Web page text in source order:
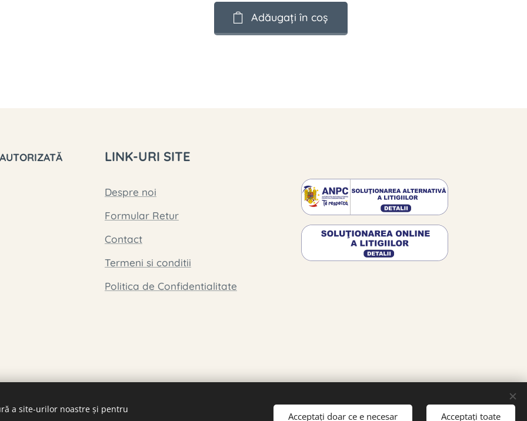
Adăugați în coș
LINK-URI SITE
Despre noi
Formular Retur
Contact
Termeni si conditii
Politica de Confidentialitate
a site-urilor noastre și pentru
Acceptați doar ce e necesar Acceptați toate